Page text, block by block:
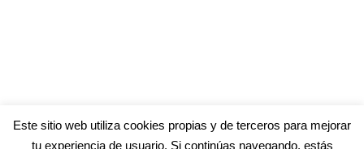
Este sitio web utiliza cookies propias y de terceros para mejorar
tu experiencia de usuario. Si continúas navegando, estás